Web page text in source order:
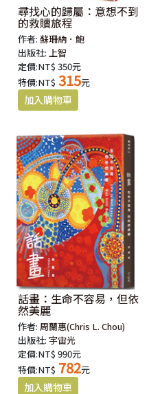
尋找心的歸屬：意想不到
的救贖旅程
作者:蘇珊納．鮑
出版社:上智
定價:NT$ 350元
特價:NT$ 315元
話畫：生命不容易，但依
然美麗
作者:周蘭惠(Chris L. Chou)
出版社: 宇宙光
定價:NT$ 990元
特價:NT$ 782元